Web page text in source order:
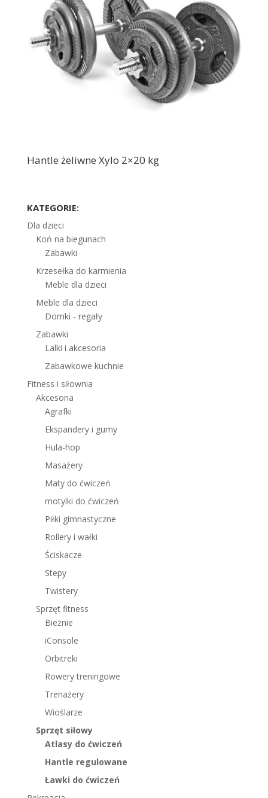
Hantle żeliwne Xylo 2×20 kg
KATEGORIE:
Dla dzieci
Koń na biegunach
Zabawki
Krzesełka do karmienia
Meble dla dzieci
Meble dla dzieci
Domki - regały
Zabawki
Lalki i akcesoria
Zabawkowe kuchnie
Fitness i siłownia
Akcesoria
Agrafki
Ekspandery i gumy
Hula-hop
Masażery
Maty do ćwiczeń
motylki do ćwiczeń
Piłki gimnastyczne
Rollery i wałki
Ściskacze
Stepy
Twistery
Sprzęt fitness
Bieżnie
iConsole
Orbitreki
Rowery treningowe
Trenażery
Wioślarze
Sprzęt siłowy
Atlasy do ćwiczeń
Hantle regulowane
Ławki do ćwiczeń